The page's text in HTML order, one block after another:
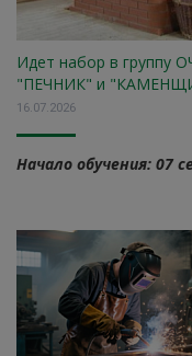
Идет набор в группу
"ПЕЧНИК" и
16.07.2026
Начало обучения: 07